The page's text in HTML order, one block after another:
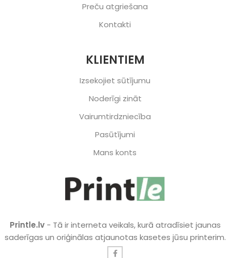
Preču atgriešana
Kontakti
KLIENTIEM
Izsekojiet sūtījumu
Noderīgi zināt
Vairumtirdzniecība
Pasūtījumi
Mans konts
Printle.lv - Tā ir interneta veikals, kurā atradīsiet jaunas
saderīgas un oriģinālas atjaunotas kasetes jūsu printerim.